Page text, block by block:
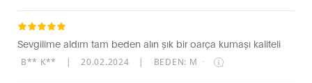
Sevgilime aldım tam beden alın şık bir oarça kumaşı kaliteli
B** K** | 20.02.2024 | BEDEN: M ·